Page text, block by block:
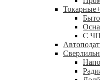
Токарные+
С